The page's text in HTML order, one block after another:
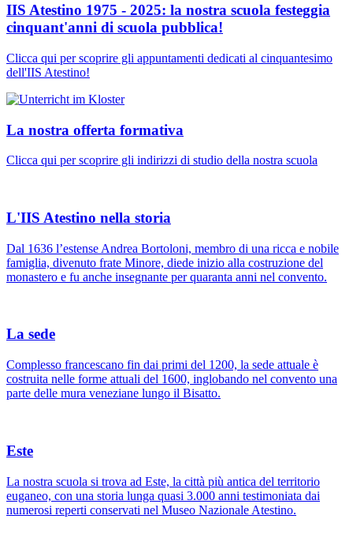
IIS Atestino 1975 - 2025: la nostra scuola festeggia
cinquant'anni di scuola pubblica!
Clicca qui per scoprire gli appuntamenti dedicati al cinquantesimo
dell'IIS Atestino!
La nostra offerta formativa
Clicca qui per scoprire gli indirizzi di studio della nostra scuola
L'IIS Atestino nella storia
Dal 1636 l’estense Andrea Bortoloni, membro di una ricca e nobile
famiglia, divenuto frate Minore, diede inizio alla costruzione del
monastero e fu anche insegnante per quaranta anni nel convento.
La sede
Complesso francescano fin dai primi del 1200, la sede attuale è
costruita nelle forme attuali del 1600, inglobando nel convento una
parte delle mura veneziane lungo il Bisatto.
Este
La nostra scuola si trova ad Este, la città più antica del territorio
euganeo, con una storia lunga quasi 3.000 anni testimoniata dai
numerosi reperti conservati nel Museo Nazionale Atestino.